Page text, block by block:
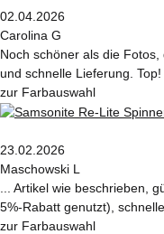
02.04.2026
Carolina G
Noch schöner als die
und schnelle Lieferung. Top!
zur Farbauswahl
23.02.2026
Maschowski L
... Artikel wie beschrieben,
5%-Rabatt genutzt),
zur Farbauswahl